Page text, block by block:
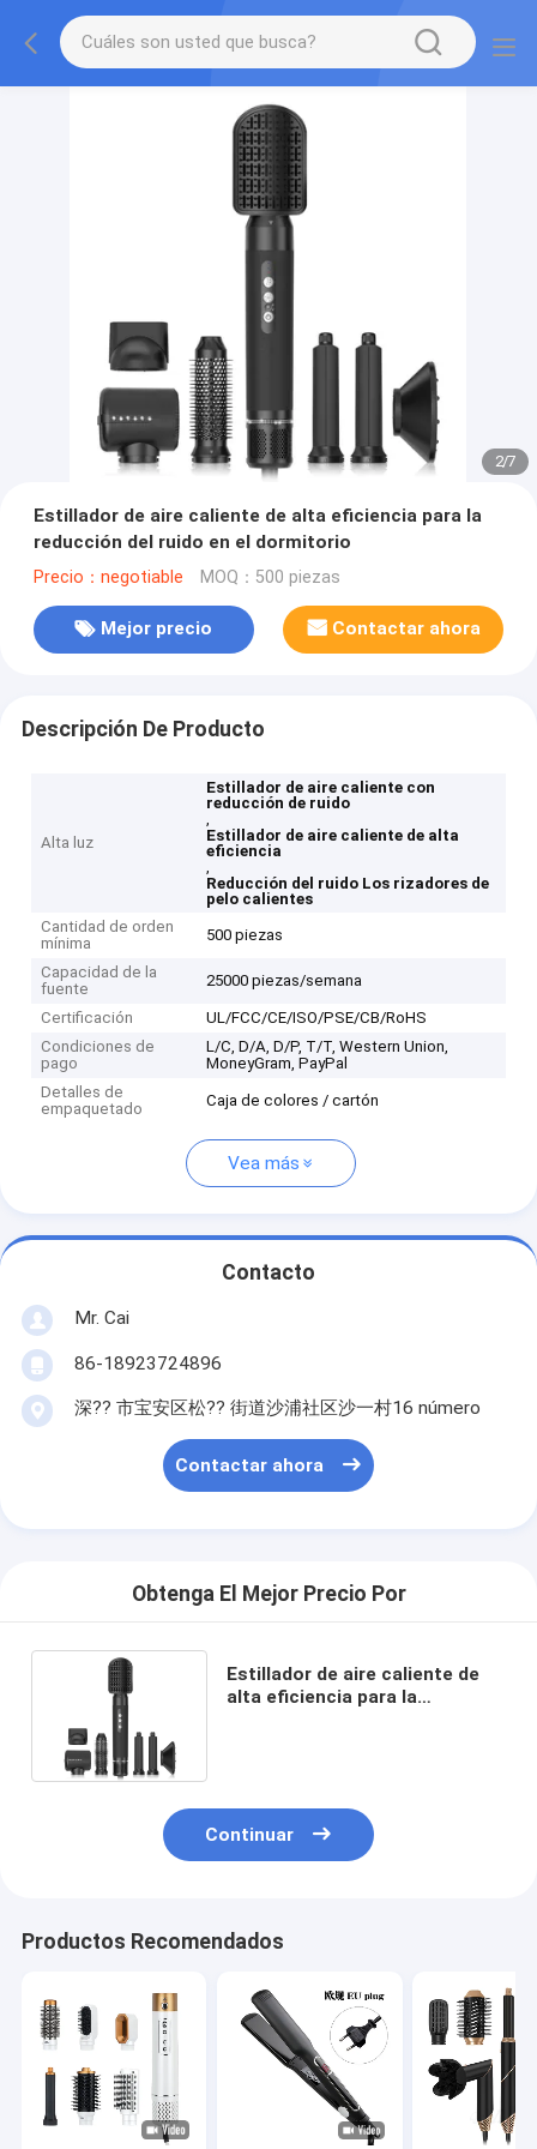
2/7
Estillador de aire caliente de alta eficiencia para la
reducción del ruido en el dormitorio
Precio：negotiable MOQ：500 piezas
Mejor precio Contactar ahora
Descripción De Producto
Alta luz
Estillador de aire caliente con
reducción de ruido
,
Estillador de aire caliente de alta
eficiencia
,
Reducción del ruido Los rizadores de
pelo calientes
Cantidad de orden
mínima
500 piezas
Capacidad de la
fuente
25000 piezas/semana
Certificación
UL/FCC/CE/ISO/PSE/CB/RoHS
Condiciones de
pago
L/C, D/A, D/P, T/T, Western Union,
MoneyGram, PayPal
Detalles de
empaquetado
Caja de colores / cartón
Vea más
Contacto
Mr. Cai
86-18923724896
深?? 市宝安区松?? 街道沙浦社区沙一村16 número
Contactar ahora
Obtenga El Mejor Precio Por
Estillador de aire caliente de
alta eficiencia para la
Continuar
Productos Recomendados